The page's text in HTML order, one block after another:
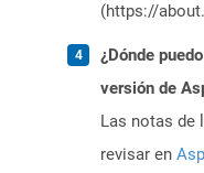
(https://
¿Dónde
versión de
Las notas de
revisar en